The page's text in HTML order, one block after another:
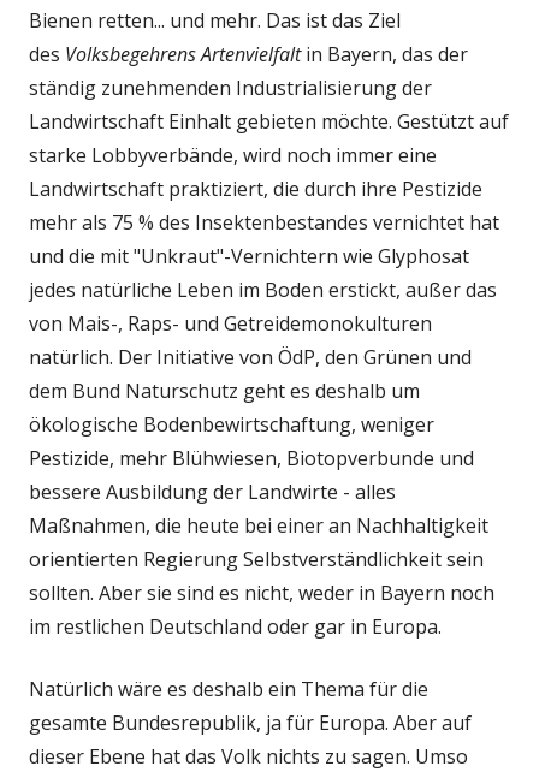
Bienen retten... und mehr. Das ist das Ziel
des Volksbegehrens Artenvielfaltin Bayern, das der
ständig zunehmenden Industrialisierung der
Landwirtschaft Einhalt gebieten möchte. Gestützt auf
starke Lobbyverbände, wird noch immer eine
Landwirtschaft praktiziert, die durch ihre Pestizide
mehr als 75 % des Insektenbestandes vernichtet hat
und die mit "Unkraut"-Vernichtern wie Glyphosat
jedes natürliche Leben im Boden erstickt, außer das
von Mais-, Raps- und Getreidemonokulturen
natürlich. Der Initiative von ÖdP, den Grünen und
dem Bund Naturschutz geht es deshalb um
ökologische Bodenbewirtschaftung, weniger
Pestizide, mehr Blühwiesen, Biotopverbunde und
bessere Ausbildung der Landwirte - alles
Maßnahmen, die heute bei einer an Nachhaltigkeit
orientierten Regierung Selbstverständlichkeit sein
sollten. Aber sie sind es nicht, weder in Bayern noch
im restlichen Deutschland oder gar in Europa.
Natürlich wäre es deshalb ein Thema für die
gesamte Bundesrepublik, ja für Europa. Aber auf
dieser Ebene hat das Volk nichts zu sagen. Umso